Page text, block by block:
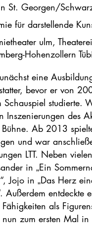
St. Georgen/
für darstellende
ulm,
Hohenzollern
eine
bevor er von
Schauspiel studierte.
Inszenierungen des
Ab 2013
und war
LTT. Neben
in „Ein
Jojo in „Das Herz
entdeckte
als
nun zum ersten Mal